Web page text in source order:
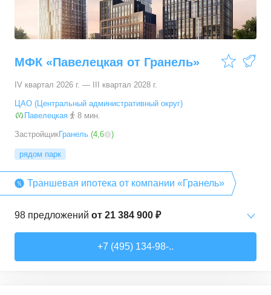
МФК «Павелецкая от Гранель»
IV квартал 2026 г. — III квартал 2028 г.
ЦАО (Центральный административный округ)
Павелецкая
8 мин.
ЗастройщикГранель (4,6 )
рядом парк
Траншевая ипотека от компании «Гранель»
98 предложений от 21 384 900 ₽
+7 (495) 134-98-..